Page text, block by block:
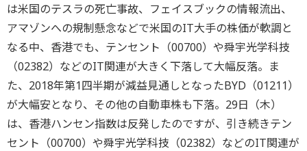
は米国のテスラの死亡事故、フェイスブックの情報流出、
アマゾンへの規制懸念などで米国のIT大手の株価が軟調と
なる中、香港でも、テンセント（00700）や舜宇光学科技
（02382）などのIT関連が大きく下落して大幅反落。ま
た、2018年第1四半期が減益見通しとなったBYD（01211）
が大幅安となり、その他の自動車株も下落。29日（木）
は、香港ハンセン指数は反発したのですが、引き続きテン
セント（00700）や舜宇光学科技（02382）などのIT関連が